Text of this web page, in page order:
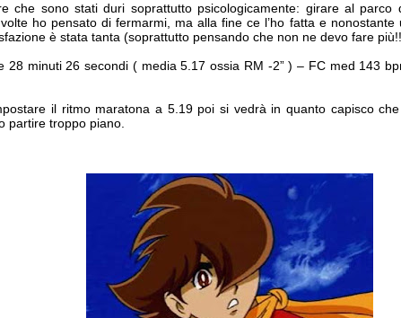
che sono stati duri soprattutto psicologicamente: girare al
ho pensato di fermarmi, ma alla fine ce l’ho fatta e nonostante
è stata tanta (soprattutto pensando che non ne devo fare
28 minuti 26 secondi ( media 5.17 ossia RM -2” ) – FC med 143
il ritmo maratona a 5.19 poi si vedrà in quanto capisco
partire troppo piano.